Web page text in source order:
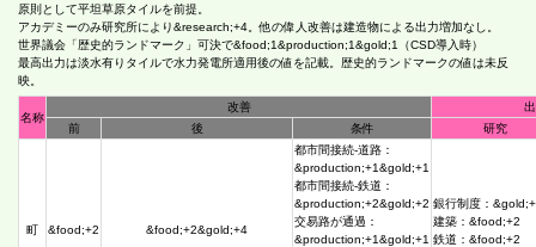
原則として平坦草原タイルを前提。
アカデミーのみ研究所により&research;+4。他の偉人改善は建造物による出力増加なし。
世界議会「歴史的ランドマーク」可決で&food;1&production;1&gold;1（CSD導入時）
最高出力は淡水有りタイルで水力発電所適用後の値を記載。歴史的ランドマークの値は未反
映。
名称
改善
前
後 条件 研究
町 &food;+2 &food;+2&gold;+4
都市間接続-道路：
&production;+1&gold;+1
都市間接続-鉄道：
&production;+2&gold;+2
交易路が通過：
&production;+1&gold;+1
銀行制度：
建築：&food;+2
鉄道：&food;+2